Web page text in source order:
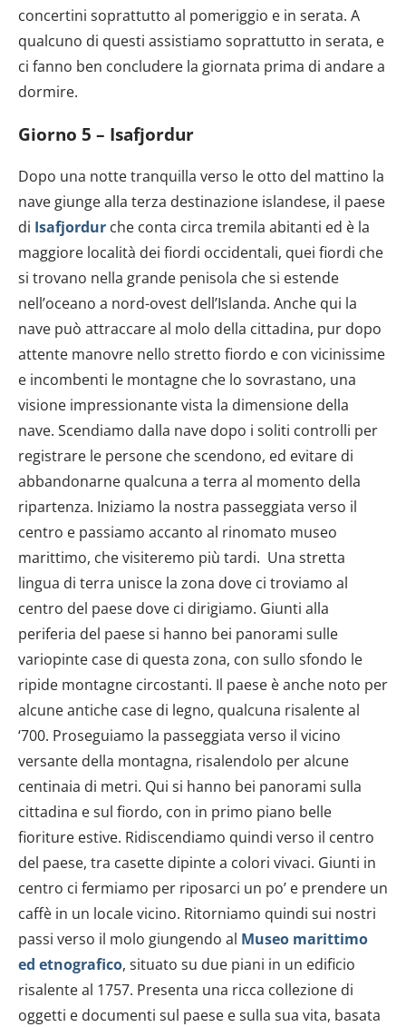
concertini soprattutto al pomeriggio e in serata. A
qualcuno di questi assistiamo soprattutto in serata, e
ci fanno ben concludere la giornata prima di andare a
dormire.
Giorno 5 – Isafjordur
Dopo una notte tranquilla verso le otto del mattino la
nave giunge alla terza destinazione islandese, il paese
di Isafjordur che conta circa tremila abitanti ed è la
maggiore località dei fiordi occidentali, quei fiordi che
si trovano nella grande penisola che si estende
nell’oceano a nord-ovest dell’Islanda. Anche qui la
nave può attraccare al molo della cittadina, pur dopo
attente manovre nello stretto fiordo e con vicinissime
e incombenti le montagne che lo sovrastano, una
visione impressionante vista la dimensione della
nave. Scendiamo dalla nave dopo i soliti controlli per
registrare le persone che scendono, ed evitare di
abbandonarne qualcuna a terra al momento della
ripartenza. Iniziamo la nostra passeggiata verso il
centro e passiamo accanto al rinomato museo
marittimo, che visiteremo più tardi. Una stretta
lingua di terra unisce la zona dove ci troviamo al
centro del paese dove ci dirigiamo. Giunti alla
periferia del paese si hanno bei panorami sulle
variopinte case di questa zona, con sullo sfondo le
ripide montagne circostanti. Il paese è anche noto per
alcune antiche case di legno, qualcuna risalente al
‘700. Proseguiamo la passeggiata verso il vicino
versante della montagna, risalendolo per alcune
centinaia di metri. Qui si hanno bei panorami sulla
cittadina e sul fiordo, con in primo piano belle
fioriture estive. Ridiscendiamo quindi verso il centro
del paese, tra casette dipinte a colori vivaci. Giunti in
centro ci fermiamo per riposarci un po’ e prendere un
caffè in un locale vicino. Ritorniamo quindi sui nostri
passi verso il molo giungendo al Museo marittimo
ed etnografico, situato su due piani in un edificio
risalente al 1757. Presenta una ricca collezione di
oggetti e documenti sul paese e sulla sua vita, basata